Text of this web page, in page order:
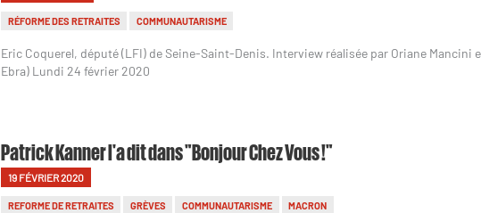
RÉFORME DES RETRAITES COMMUNAUTARISME
Eric Coquerel, député (LFI) de Seine-Saint-Denis. Interview réalisée par Oriane Mancini
Ebra) Lundi 24 février 2020
Patrick Kanner l'a dit dans "Bonjour Chez Vous !"
19 FÉVRIER 2020
REFORME DE RETRAITES GRÈVES COMMUNAUTARISME MACRON